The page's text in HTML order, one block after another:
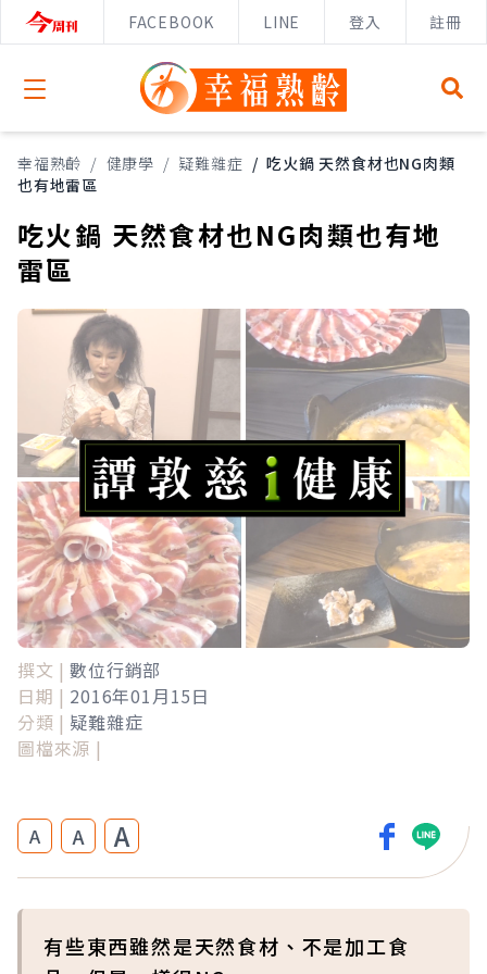
FACEBOOK LINE 登入 註冊
Open menu
幸福熟齡 / 健康學 / 疑難雜症 / 吃火鍋 天然食材也NG肉類
也有地雷區
吃火鍋 天然食材也NG肉類也有地
雷區
撰文 | 數位行銷部
日期 | 2016年01月15日
分類 | 疑難雜症
圖檔來源 |
A A A
有些東西雖然是天然食材、不是加工食